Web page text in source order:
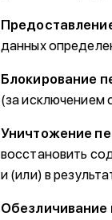
данных
Блокирование
(за исключением
Уничтожение
восстановить
и (или) в
Обезличивание